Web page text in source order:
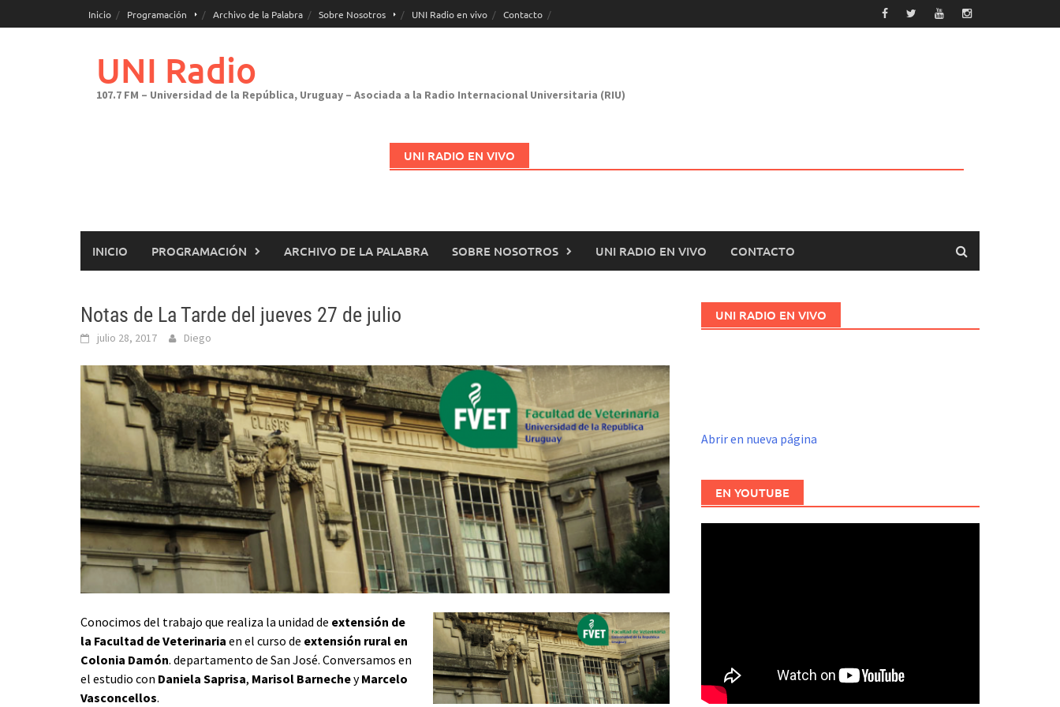
al
Inicio Programación Archivo de la Palabra Sobre Nosotros UNI Radio en vivo Contacto
UNI Radio
107.7 FM – Universidad de la República, Uruguay – Asociada a la Radio Internacional Universitaria (RIU)
UNI RADIO EN VIVO
INICIO PROGRAMACIÓN ARCHIVO DE LA PALABRA SOBRE NOSOTROS UNI RADIO EN VIVO CONTACTO
Notas de La Tarde del jueves 27 de julio
julio 28, 2017 Diego
Conocimos del trabajo que realiza la unidad de extensión de
la Facultad de Veterinaria en el curso de extensión rural en
Colonia Damón. departamento de San José. Conversamos en
el estudio con Daniela Saprisa, Marisol BarnecheyMarcelo
Vasconcellos.
UNI RADIO EN VIVO
Abrir en nueva página
EN YOUTUBE